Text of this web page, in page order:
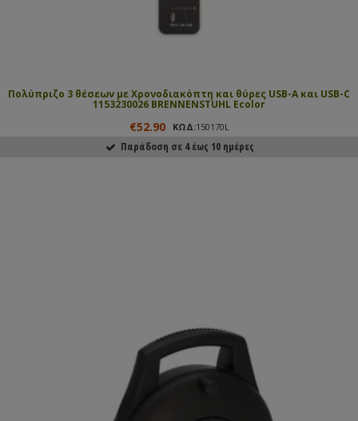
Πολύπριζο 3 θέσεων με Χρονοδιακόπτη και θύρες USB-A και USB-C
1153230026 BRENNENSTUHL Ecolor
€52.90 ΚΩΔ:150170L
Παράδοση σε 4 έως 10 ημέρες